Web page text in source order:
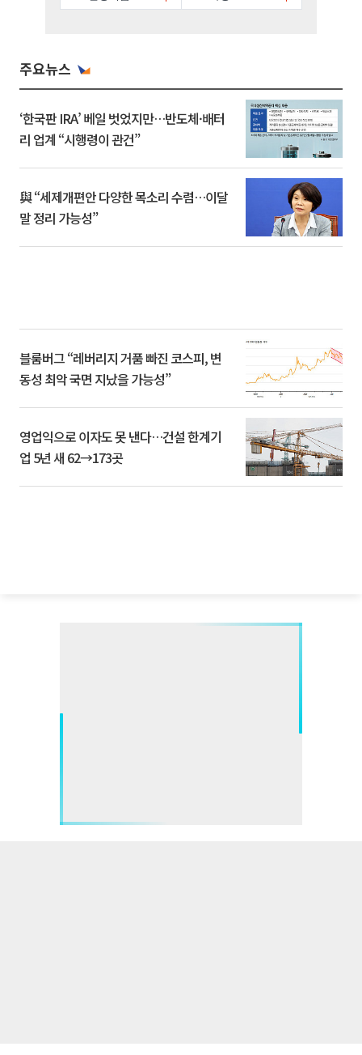
주요뉴스
‘한국판 IRA’ 베일 벗었지만…반도체·배터
리 업계 “시행령이 관건”
與 “세제개편안 다양한 목소리 수렴…이달
말 정리 가능성”
블룸버그 “레버리지 거품 빠진 코스피, 변
동성 최악 국면 지났을 가능성”
영업익으로 이자도 못 낸다…건설 한계기
업 5년 새 62→173곳